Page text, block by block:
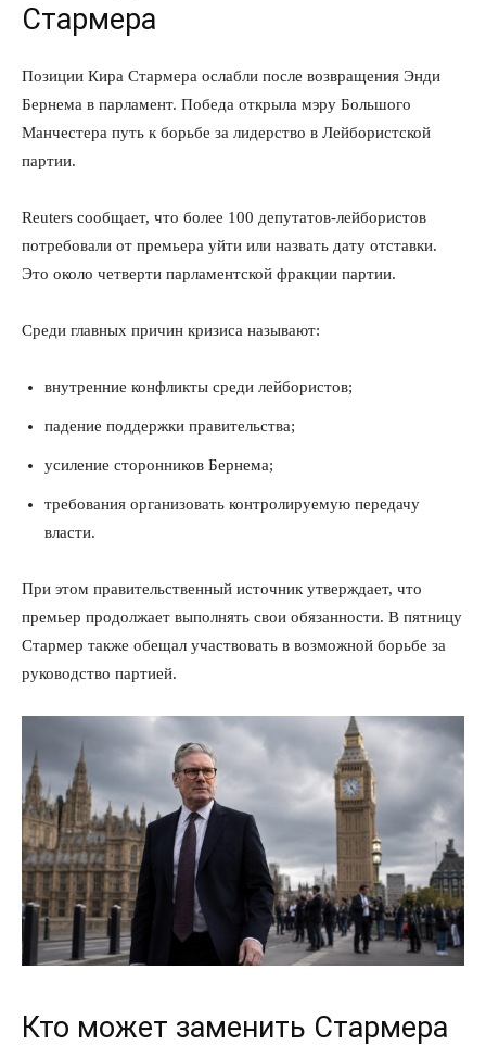
Стармера
Позиции Кира Стармера ослабли после возвращения Энди
Бернема в парламент. Победа открыла мэру Большого
Манчестера путь к борьбе за лидерство в Лейбористской
партии.
Reuters сообщает, что более 100 депутатов-лейбористов
потребовали от премьера уйти или назвать дату отставки.
Это около четверти парламентской фракции партии.
Среди главных причин кризиса называют:
внутренние конфликты среди лейбористов;
падение поддержки правительства;
усиление сторонников Бернема;
требования организовать контролируемую передачу
власти.
При этом правительственный источник утверждает, что
премьер продолжает выполнять свои обязанности. В пятницу
Стармер также обещал участвовать в возможной борьбе за
руководство партией.
Кто может заменить Стармера